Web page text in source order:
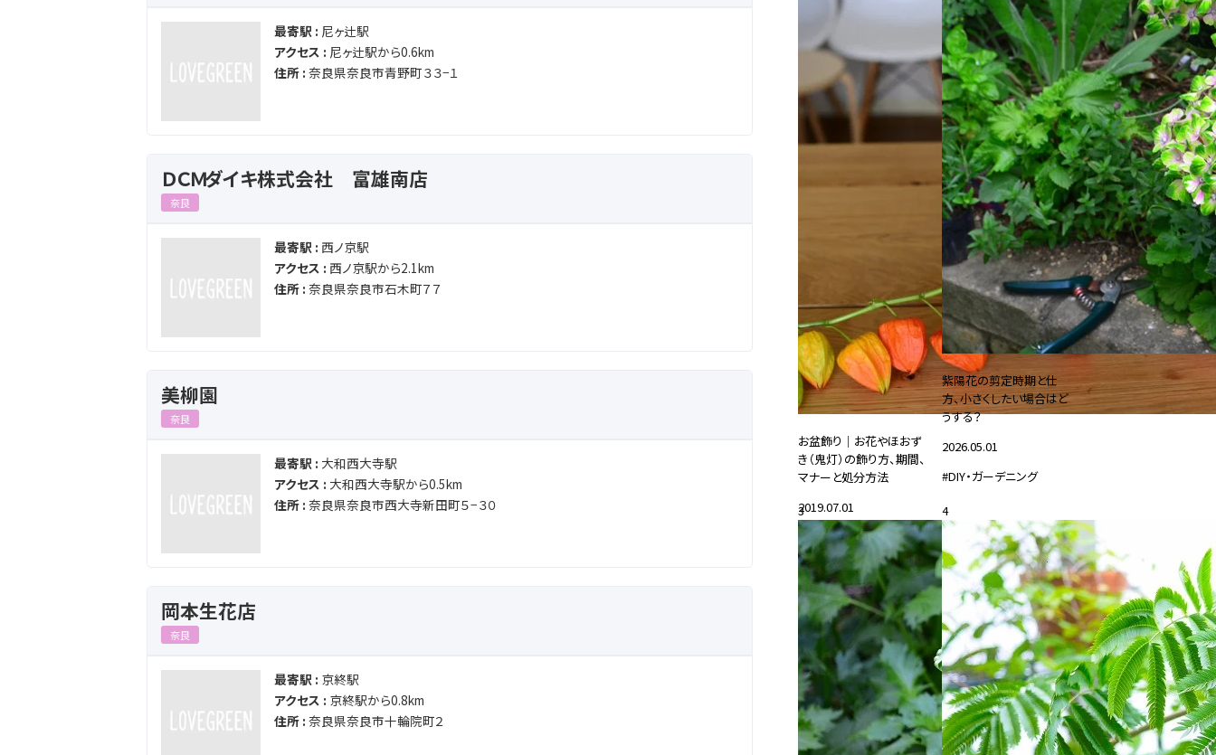
最寄駅 : 尼ヶ辻駅
アクセス : 尼ヶ辻駅から0.6km
住所 : 奈良県奈良市青野町３３−１
ＤＣＭダイキ株式会社 富雄南店
奈良
最寄駅 : 西ノ京駅
アクセス : 西ノ京駅から2.1km
住所 : 奈良県奈良市石木町７７
美柳園
奈良
最寄駅 : 大和西大寺駅
アクセス : 大和西大寺駅から0.5km
住所 : 奈良県奈良市西大寺新田町５−３０
岡本生花店
奈良
最寄駅 : 京終駅
アクセス : 京終駅から0.8km
住所 : 奈良県奈良市十輪院町２
お盆飾り｜お花やほおず
き（鬼灯）の飾り方、期間、
マナーと処分方法
2019.07.01
#花と暮らす
紫陽花の剪定時期と仕
方、小さくしたい場合はど
うする？
2026.05.01
#DIY・ガーデニング
3
4